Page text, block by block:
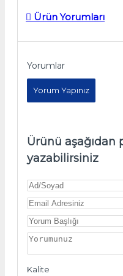
Ürün Yorumları
Yorumlar
Yorum Yapınız
Ürünü
yazabilirsiniz
Kalite